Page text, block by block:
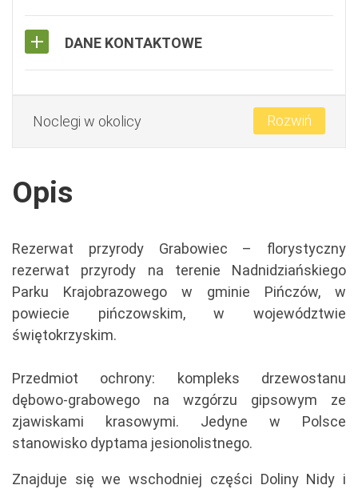
DANE KONTAKTOWE
Noclegi w okolicy Rozwiń
Opis
Rezerwat przyrody Grabowiec – florystyczny
rezerwat przyrody na terenie Nadnidziańskiego
Parku Krajobrazowego w gminie Pińczów, w
powiecie pińczowskim, w województwie
świętokrzyskim.
Przedmiot ochrony: kompleks drzewostanu
dębowo-grabowego na wzgórzu gipsowym ze
zjawiskami krasowymi. Jedyne w Polsce
stanowisko dyptama jesionolistnego.
Znajduje się we wschodniej części Doliny Nidy i